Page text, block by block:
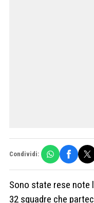
Condividi:
Sono state rese note
32 squadre che